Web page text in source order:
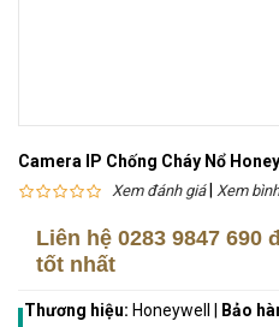
Camera IP Chống Cháy Nổ
Xem đánh giá| Xem
Liên hệ 0283 9847 690
tốt nhất
Thương hiệu: Honeywell Bảo